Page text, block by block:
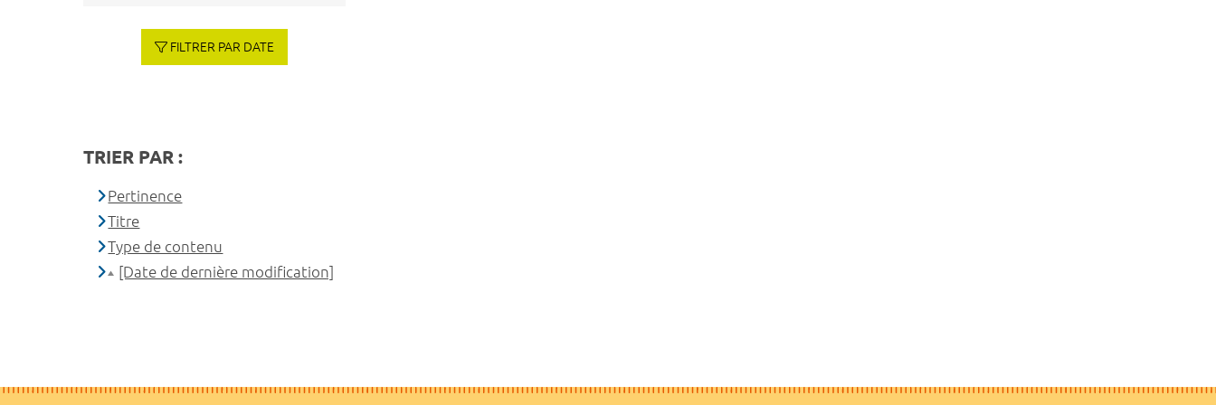
FILTRER PAR DATE
TRIER PAR :
Pertinence
Titre
Type de contenu
[Date de dernière modification]